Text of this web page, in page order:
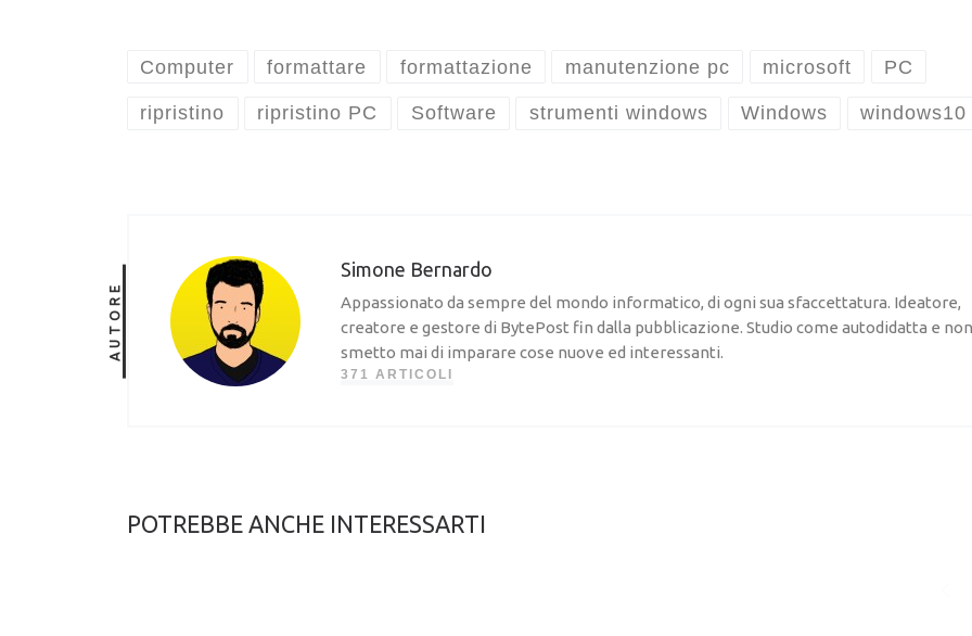
Computer formattare formattazione manutenzione pc microsoft PC
ripristino ripristino PC Software strumenti windows Windows windows10
AUTORE
Simone Bernardo
Appassionato da sempre del mondo informatico, di ogni sua sfaccettatura. Ideatore,
creatore e gestore di BytePost fin dalla pubblicazione. Studio come autodidatta e non
smetto mai di imparare cose nuove ed interessanti.
371 ARTICOLI
POTREBBE ANCHE INTERESSARTI